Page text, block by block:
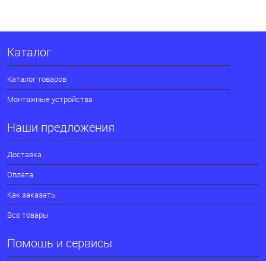
Каталог
Каталог товаров
Монтажные устройства
Наши предложения
Доставка
Оплата
Как заказать
Все товары
Помощь и сервисы